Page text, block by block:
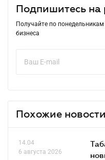
Подпишитесь на
Получайте по
бизнеса
Похожие новости
14.04
6 августа 2026